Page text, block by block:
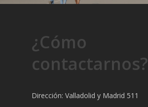
¿Cómo
contactarnos?
Dirección: Valladolid y Madrid 511